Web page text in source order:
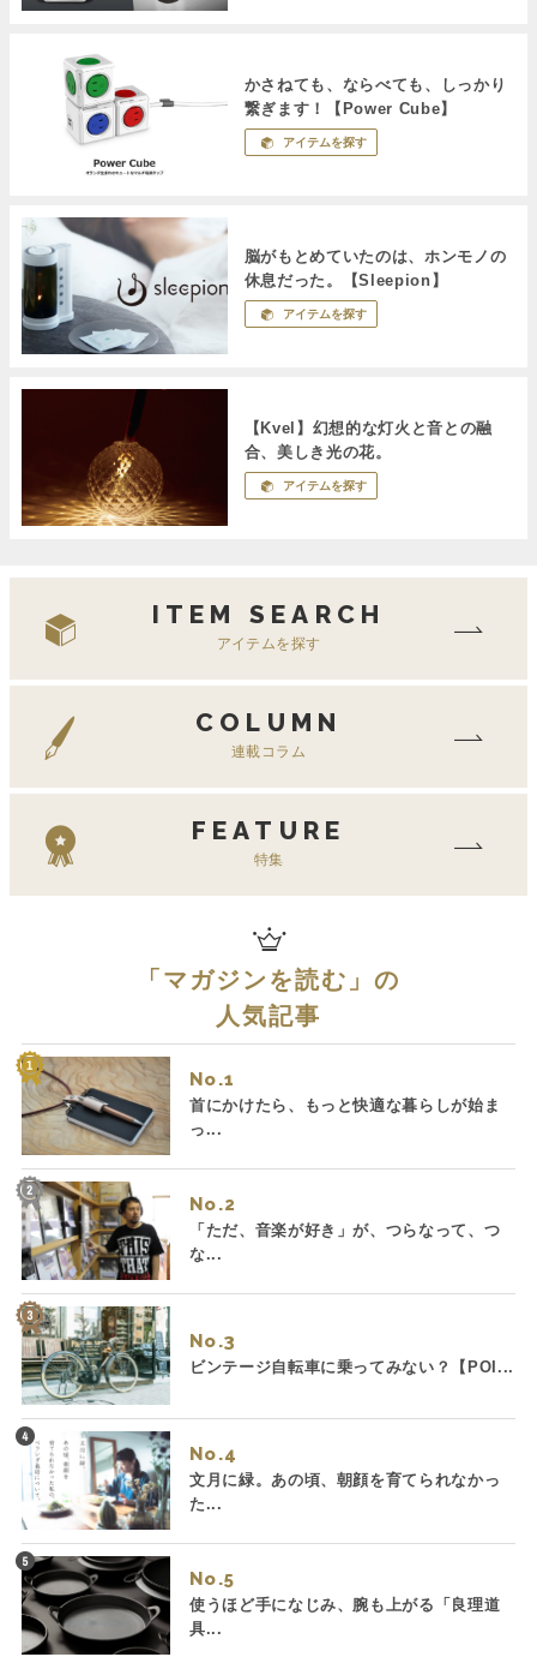
かさねても、ならべても、しっかり
繋ぎます！【Power Cube】
アイテムを探す
脳がもとめていたのは、ホンモノの
休息だった。【Sleepion】
アイテムを探す
【Kvel】幻想的な灯火と音との融
合、美しき光の花。
アイテムを探す
ITEM SEARCH
アイテムを探す
COLUMN
連載コラム
FEATURE
特集
「 マガジンを読む 」の
人気記事
No.
首にかけたら、もっと快適な暮らしが始ま
っ...
No.
「ただ、音楽が好き」が、つらなって、つ
な...
No.
ビンテージ自転車に乗ってみない？【POI...
No.
文月に緑。あの頃、朝顔を育てられなかっ
た...
No.
使うほど手になじみ、腕も上がる「良理道
具...